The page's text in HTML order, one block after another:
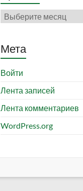
Архивы
Мета
Войти
Лента записей
Лента комментариев
WordPress.org